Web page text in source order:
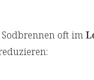
Sodbrennen oft im